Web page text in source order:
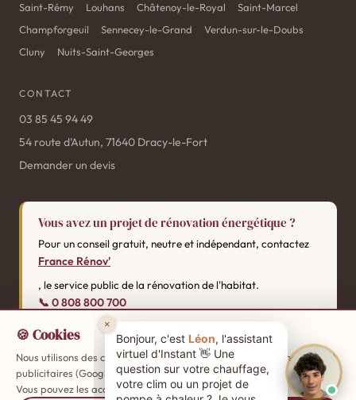
Saint-Rémy
Louhans Châtenoy-le-Royal
Saint-Marcel
Champforgeuil
Sennecey-le-Grand
Verdun-sur-le-Doubs
Cluny
Nuits-Saint-Georges
CONTACT
03 85 45 94 49
54 route d'Autun, 71640 Dracy-le-Fort
Demander un devis
Vous avez un projet de rénovation énergétique ?
Pour un conseil gratuit, neutre et indépendant, contactez
France Rénov'
, le service public de la rénovation de l'habitat.
📞 0 808 800 700
SARL Instant By Pinto — SIREN 880747209 RCS Chalon-sur-Saône ·
Mentions
légales· Confidentialité·CGV
🍪 Cookies
Nous utilisons des cookies de mesure d'audience (Google Analytics) et
publicitaires (Google Ads, Meta) pour améliorer votre expérience.
Vous pouvez les accepter ou les refuser. En savoir plus